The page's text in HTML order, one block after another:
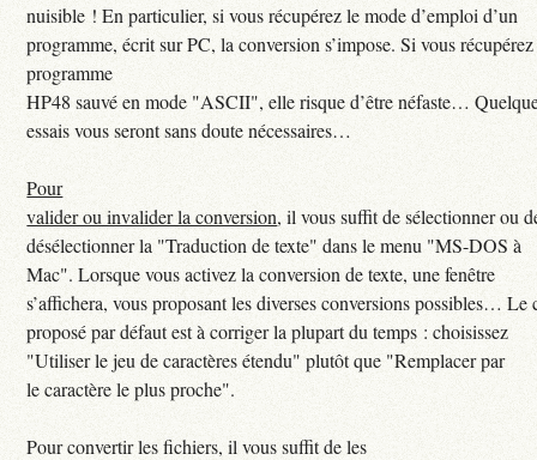
nuisible ! En particulier, si vous récupérez le mode d’emploi d’un
programme, écrit sur PC, la conversion s’impose. Si vous
programme
HP48 sauvé en mode "ASCII", elle risque d’être néfaste…
essais vous seront sans doute nécessaires…
Pour
valider ou invalider la conversion, il vous suffit de sélectionner ou
désélectionner la "Traduction de texte" dans le menu "MS-DOS à
Mac". Lorsque vous activez la conversion de texte, une fenêtre
s’affichera, vous proposant les diverses conversions possibles… Le
proposé par défaut est à corriger la plupart du temps : choisissez
"Utiliser le jeu de caractères étendu" plutôt que "Remplacer par
le caractère le plus proche".
Pour convertir les fichiers, il vous suffit de les